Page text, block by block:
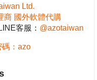
Ltd.
商 國外軟體代購
客服： @azotaiwan
碼：azo